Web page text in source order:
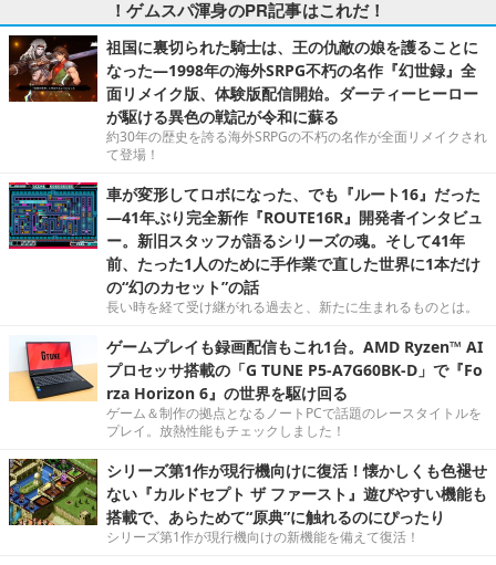
！ゲムスパ渾身のPR記事はこれだ！
祖国に裏切られた騎士は、王の仇敵の娘を護ることに
なった―1998年の海外SRPG不朽の名作『幻世録』全
面リメイク版、体験版配信開始。ダーティーヒーロー
が駆ける異色の戦記が令和に蘇る
約30年の歴史を誇る海外SRPGの不朽の名作が全面リメイクされ
て登場！
車が変形してロボになった、でも『ルート16』だった
―41年ぶり完全新作『ROUTE16R』開発者インタビュ
ー。新旧スタッフが語るシリーズの魂。そして41年
前、たった1人のために手作業で直した世界に1本だけ
の“幻のカセット”の話
長い時を経て受け継がれる過去と、新たに生まれるものとは。
ゲームプレイも録画配信もこれ1台。AMD Ryzen™ AI
プロセッサ搭載の「G TUNE P5-A7G60BK-D」で『Fo
rza Horizon 6』の世界を駆け回る
ゲーム＆制作の拠点となるノートPCで話題のレースタイトルを
プレイ。放熱性能もチェックしました！
シリーズ第1作が現行機向けに復活！懐かしくも色褪せ
ない『カルドセプト ザ ファースト』遊びやすい機能も
搭載で、あらためて“原典”に触れるのにぴったり
シリーズ第1作が現行機向けの新機能を備えて復活！